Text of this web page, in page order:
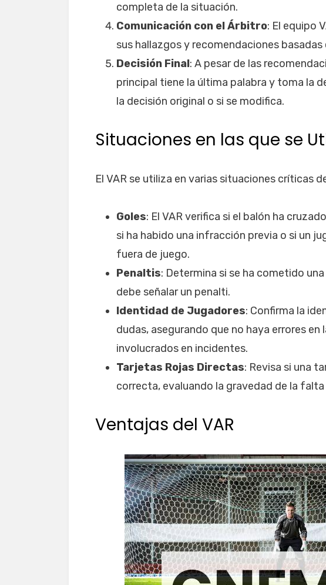
completa de la situación.
Comunicación con el Árbitro: El equipo
sus hallazgos y recomendaciones basadas
Decisión Final: A pesar de las
principal tiene la última palabra y toma la
la decisión original o si se modifica.
Situaciones en las que se
El VAR se utiliza en varias situaciones críticas
Goles: El VAR verifica si el balón ha
si ha habido una infracción previa o si un
fuera de juego.
Penaltis: Determina si se ha cometido
debe señalar un penalti.
Identidad de Jugadores: Confirma la
dudas, asegurando que no haya errores
involucrados en incidentes.
Tarjetas Rojas Directas: Revisa si una
correcta, evaluando la gravedad de la
Ventajas del VAR